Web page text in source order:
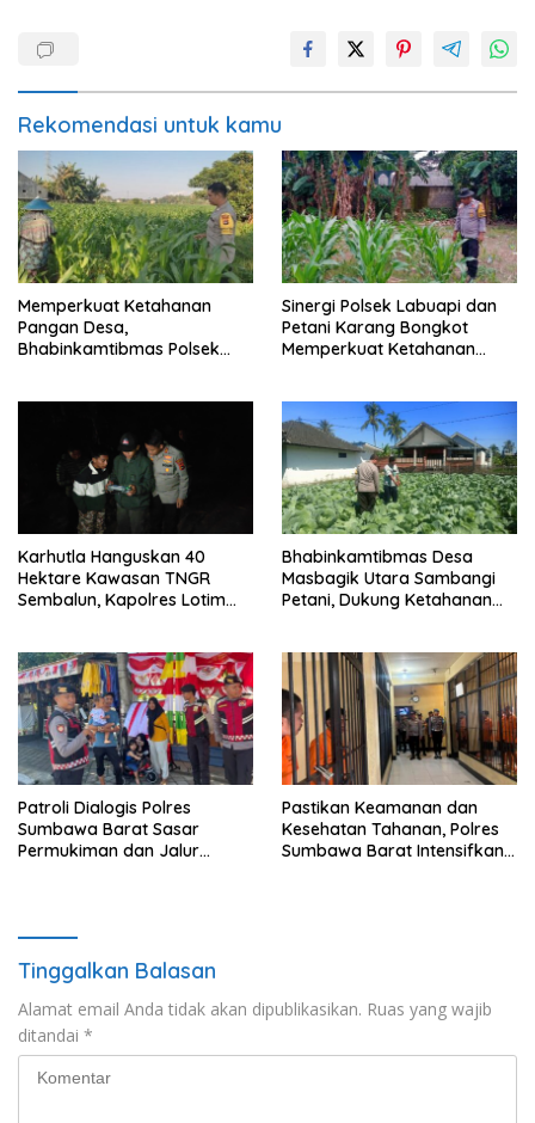
Rekomendasi untuk kamu
Memperkuat Ketahanan
Pangan Desa,
Bhabinkamtibmas Polsek
Sinergi Polsek Labuapi dan
Petani Karang Bongkot
Memperkuat Ketahanan
Karhutla Hanguskan 40
Hektare Kawasan TNGR
Sembalun, Kapolres Lotim
Bhabinkamtibmas Desa
Masbagik Utara Sambangi
Petani, Dukung Ketahanan
Patroli Dialogis Polres
Sumbawa Barat Sasar
Permukiman dan Jalur
Pastikan Keamanan dan
Kesehatan Tahanan, Polres
Sumbawa Barat Intensifkan
Tinggalkan Balasan
Alamat email Anda tidak akan dipublikasikan. Ruas yang wajib
ditandai *